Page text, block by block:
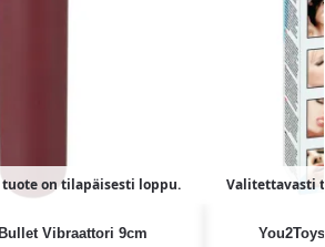
on tilapäisesti loppu.
Vibraattori 9cm
Valitettavasti